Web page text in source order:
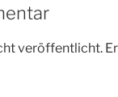
veröffentlicht.